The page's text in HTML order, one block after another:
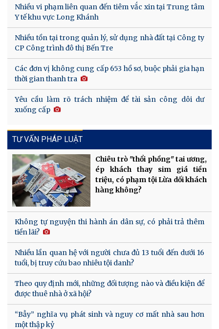
Nhiều vi phạm liên quan đến tiêm vắc xin tại Trung tâm
Y tế khu vực Long Khánh
Nhiều tồn tại trong quản lý, sử dụng nhà đất tại Công ty
CP Công trình đô thị Bến Tre
Các đơn vị không cung cấp 653 hồ sơ, buộc phải gia hạn
thời gian thanh tra
Yêu cầu làm rõ trách nhiệm để tài sản công dôi dư
xuống cấp
TƯ VẤN PHÁP LUẬT
Chiêu trò "thổi phồng" tai ương,
ép khách thay sim giá tiền
triệu, có phạm tội Lừa dối khách
hàng không?
Không tự nguyện thi hành án dân sự, có phải trả thêm
tiền lãi?
Nhiều lần quan hệ với người chưa đủ 13 tuổi đến dưới 16
tuổi, bị truy cứu bao nhiêu tội danh?
Theo quy định mới, những đối tượng nào và điều kiện để
được thuê nhà ở xã hội?
“Bẫy” nghĩa vụ phát sinh và nguy cơ mất nhà sau hơn
một thập kỷ